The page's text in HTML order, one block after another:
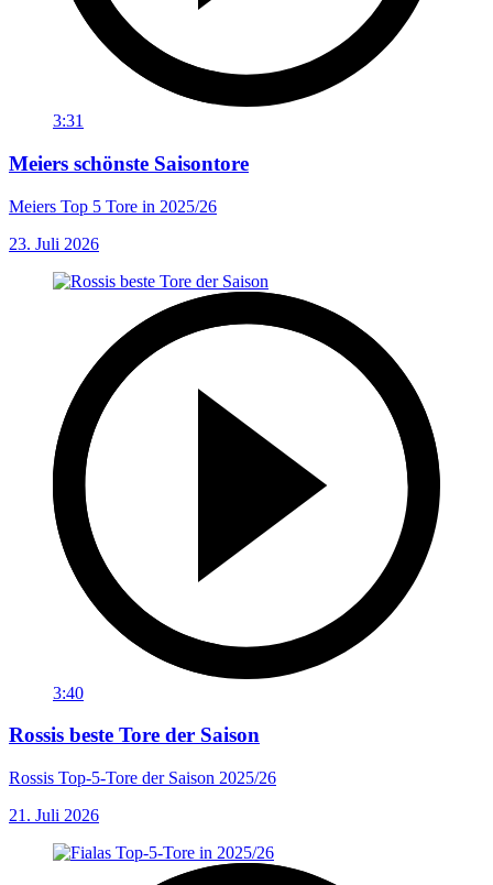
3:31
Meiers schönste Saisontore
Meiers Top 5 Tore in 2025/26
23. Juli 2026
3:40
Rossis beste Tore der Saison
Rossis Top-5-Tore der Saison 2025/26
21. Juli 2026